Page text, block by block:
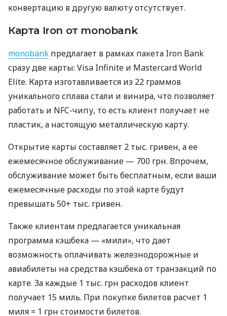
конвертацию в другую валюту отсутствует.
Карта Iron от monobank
monobank предлагает в рамках пакета Iron Bank
сразу две карты: Visa Infinite и Mastercard World
Elite. Карта изготавливается из 22 граммов
уникального сплава стали и винира, что позволяет
работать и NFC-чипу, то есть клиент получает не
пластик, а настоящую металлическую карту.
Открытие карты составляет 2 тыс. гривен, а ее
ежемесячное обслуживание — 700 грн. Впрочем,
обслуживание может быть бесплатным, если ваши
ежемесячные расходы по этой карте будут
превышать 50+ тыс. гривен.
Также клиентам предлагается уникальная
программа кэшбека — «мили», что дает
возможность оплачивать железнодорожные и
авиабилеты на средства кэшбека от транзакций по
карте. За каждые 1 тыс. грн расходов клиент
получает 15 миль. При покупке билетов расчет 1
миля = 1 грн стоимости билетов.